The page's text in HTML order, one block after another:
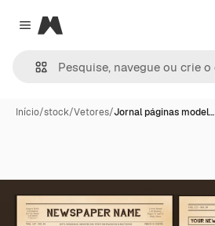
Close menu
Magnific
Início/stock/Vetores/Jornal páginas model…